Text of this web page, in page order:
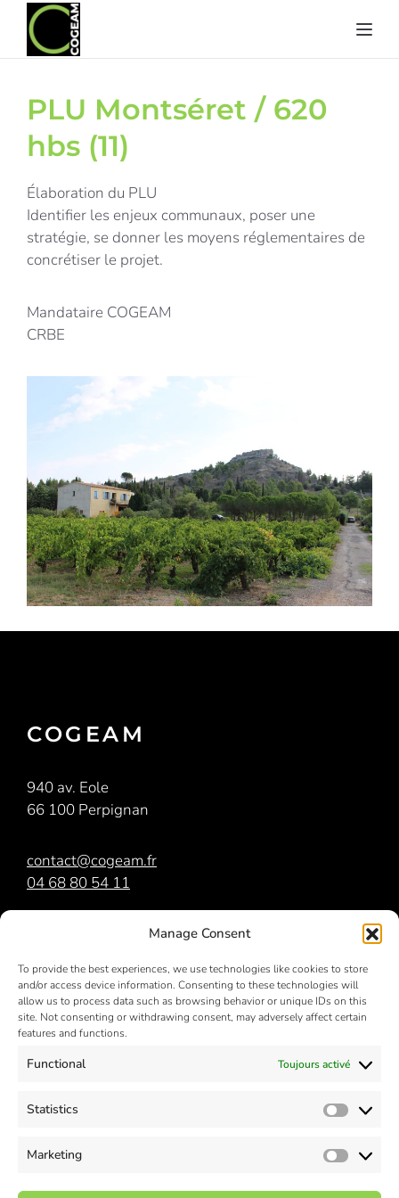
Manage Consent
To provide the best experiences, we use technologies like cookies to store
and/or access device information. Consenting to these technologies will
allow us to process data such as browsing behavior or unique IDs on this
site. Not consenting or withdrawing consent, may adversely affect certain
features and functions.
Functional Toujours activé
Statistics
Marketing
PLU Montséret / 620
hbs (11)
Élaboration du PLU
Identifier les enjeux communaux, poser une
stratégie, se donner les moyens réglementaires de
concrétiser le projet.
Mandataire COGEAM
CRBE
COGEAM
940 av. Eole
66 100 Perpignan
contact@cogeam.fr
04 68 80 54 11
est membre dugroupe Orri
NOS RÉSEAUX SOCIAUX